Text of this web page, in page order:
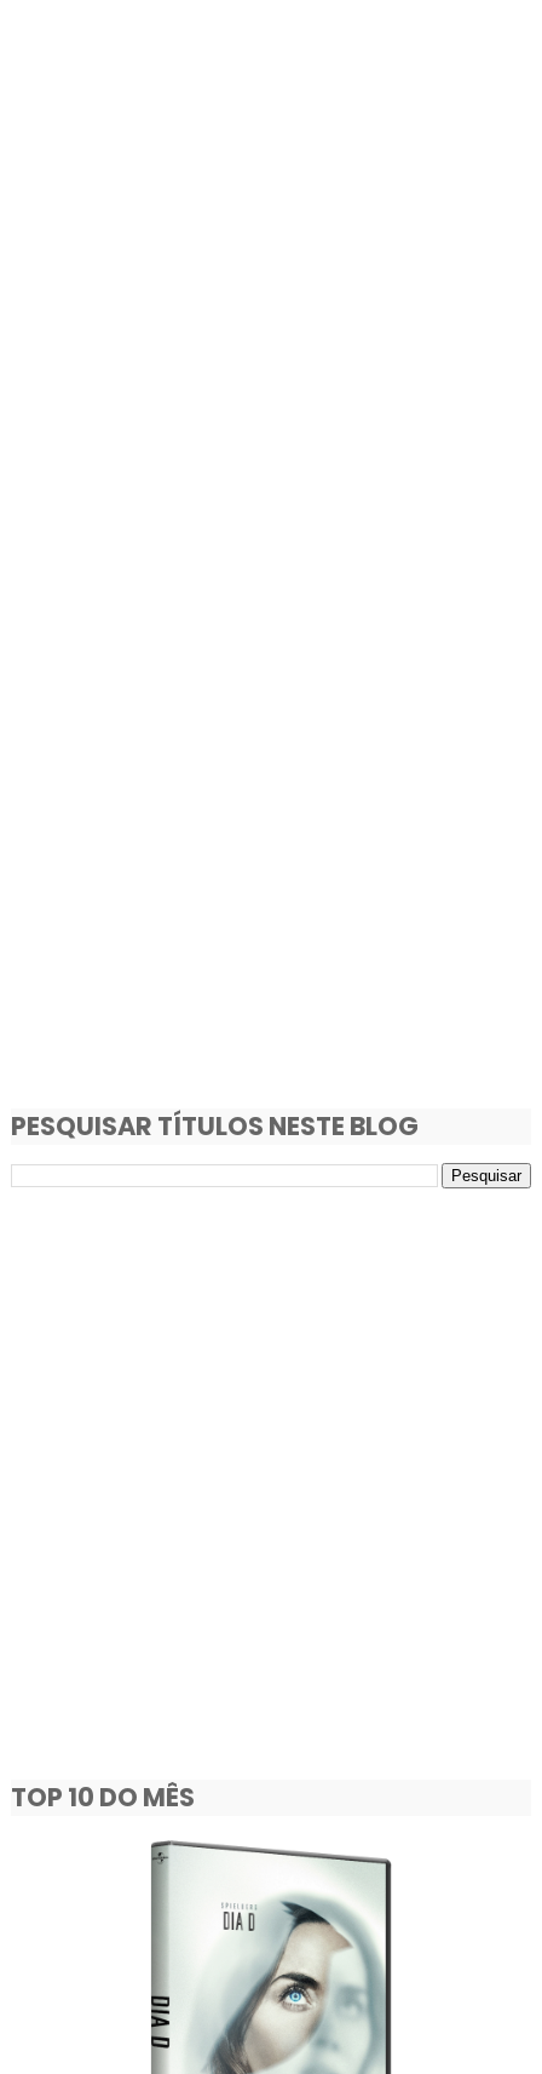
PESQUISAR TÍTULOS NESTE BLOG
TOP 10 DO MÊS